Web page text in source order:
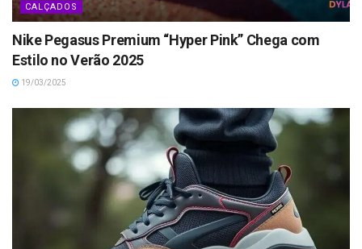
CALÇADOS
Nike Pegasus Premium “Hyper Pink” Chega com
Estilo no Verão 2025
19/03/2025